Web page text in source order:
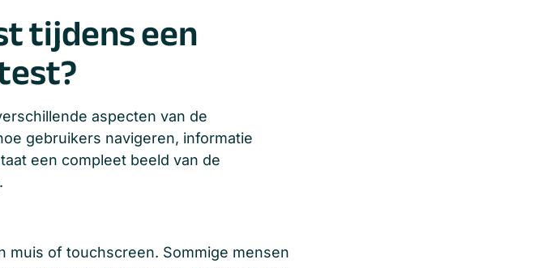
tijdens een
aspecten van de
gebruikers navigeren, informatie
een compleet beeld van de
muis of touchscreen. Sommige mensen